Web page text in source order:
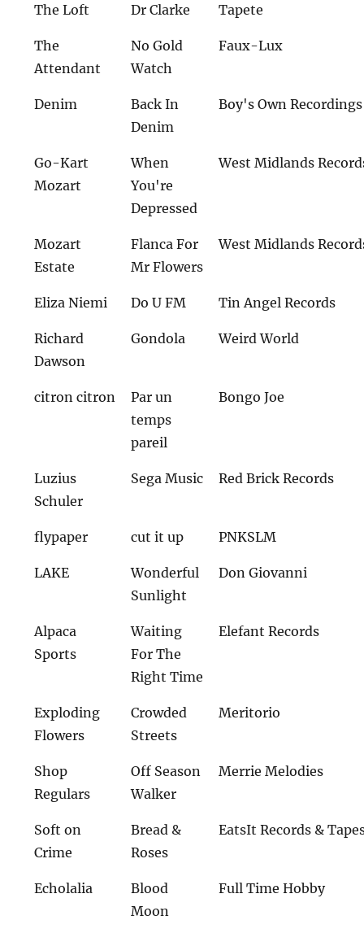
The Loft Dr Clarke Tapete
The
Attendant
No Gold
Watch
Faux-Lux
Denim
Back In
Denim
Boy's Own Recordings
Go-Kart
Mozart
When
You're
Depressed
West Midlands
Mozart
Estate
Flanca For
Mr Flowers
West Midlands
Eliza Niemi Do U FM Tin Angel Records
Richard
Dawson
Gondola Weird World
citron citron
Par un
temps
pareil
Bongo Joe
Luzius
Schuler
Sega Music Red Brick Records
flypaper cut it up PNKSLM
LAKE
Wonderful
Sunlight
Don Giovanni
Alpaca
Sports
Waiting
For The
Right Time
Elefant Records
Exploding
Flowers
Crowded
Streets
Meritorio
Shop
Regulars
Off Season
Walker
Merrie Melodies
Soft on
Crime
Bread &
Roses
EatsIt Records &
Echolalia
Blood
Moon
Full Time Hobby